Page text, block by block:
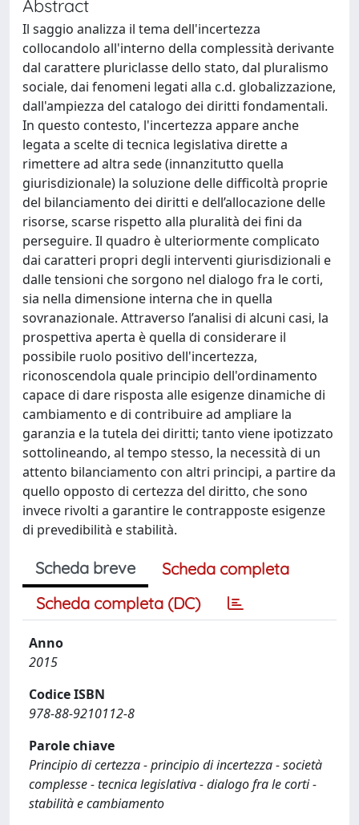
Abstract
Il saggio analizza il tema dell'incertezza
collocandolo all'interno della complessità derivante
dal carattere pluriclasse dello stato, dal pluralismo
sociale, dai fenomeni legati alla c.d. globalizzazione,
dall'ampiezza del catalogo dei diritti fondamentali.
In questo contesto, l'incertezza appare anche
legata a scelte di tecnica legislativa dirette a
rimettere ad altra sede (innanzitutto quella
giurisdizionale) la soluzione delle difficoltà proprie
del bilanciamento dei diritti e dell’allocazione delle
risorse, scarse rispetto alla pluralità dei fini da
perseguire. Il quadro è ulteriormente complicato
dai caratteri propri degli interventi giurisdizionali e
dalle tensioni che sorgono nel dialogo fra le corti,
sia nella dimensione interna che in quella
sovranazionale. Attraverso l’analisi di alcuni casi, la
prospettiva aperta è quella di considerare il
possibile ruolo positivo dell'incertezza,
riconoscendola quale principio dell'ordinamento
capace di dare risposta alle esigenze dinamiche di
cambiamento e di contribuire ad ampliare la
garanzia e la tutela dei diritti; tanto viene ipotizzato
sottolineando, al tempo stesso, la necessità di un
attento bilanciamento con altri principi, a partire da
quello opposto di certezza del diritto, che sono
invece rivolti a garantire le contrapposte esigenze
di prevedibilità e stabilità.
Scheda breve
Scheda completa
Scheda completa (DC)
Anno
2015
Codice ISBN
978-88-9210112-8
Parole chiave
Principio di certezza - principio di incertezza - società
complesse - tecnica legislativa - dialogo fra le corti -
stabilità e cambiamento